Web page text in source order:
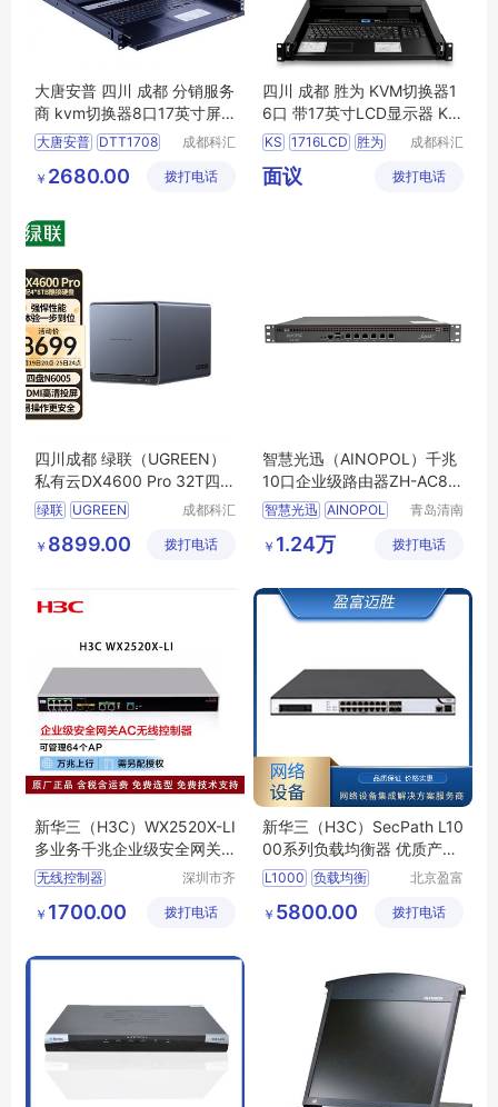
大唐安普 四川 成都 分销服务
商 kvm切换器8口17英寸屏v
ga四合一多电脑切换 含13%
增票 五年质保 DTT1708（1
7寸LED屏8口）
大唐安普 DTT1708
成都科汇
公司
￥ 2680.00 拨打电话
四川 成都 胜为 KVM切换器1
6口 带17英寸LCD显示器 KS
-1716LCD
KS 1716LCD
胜为
KVM切换器
成都科汇
公司
面议 拨打电话
四川成都 绿联（UGREEN）
私有云DX4600 Pro 32T四盘
位Nas网络存储硬盘服务器相
册备份电脑文件同步 手机平
板扩容适用iPhone15
绿联 UGREEN
绿联15754 四盘NAS
成都科汇
公司
￥ 8899.00 拨打电话
智慧光迅（AINOPOL）千兆
10口企业级路由器ZH-AC80
行为管理异地组网宽带叠加
多WAN路由器 ZH-AC200S
推荐带机400终端
智慧光迅 AINOPOL
行为管理异地组网
青岛清南
公司
￥ 1.24万 拨打电话
新华三（H3C）WX2520X-LI
多业务千兆企业级安全网关A
C无线控制器
无线控制器
WX2520X LI
可管理64个AP需另配授权
深圳市齐
术有限公
￥ 1700.00 拨打电话
新华三（H3C）SecPath L10
00系列负载均衡器 优质产品
全国发货
L1000 负载均衡
北京盈富
发展有限
￥ 5800.00 拨打电话